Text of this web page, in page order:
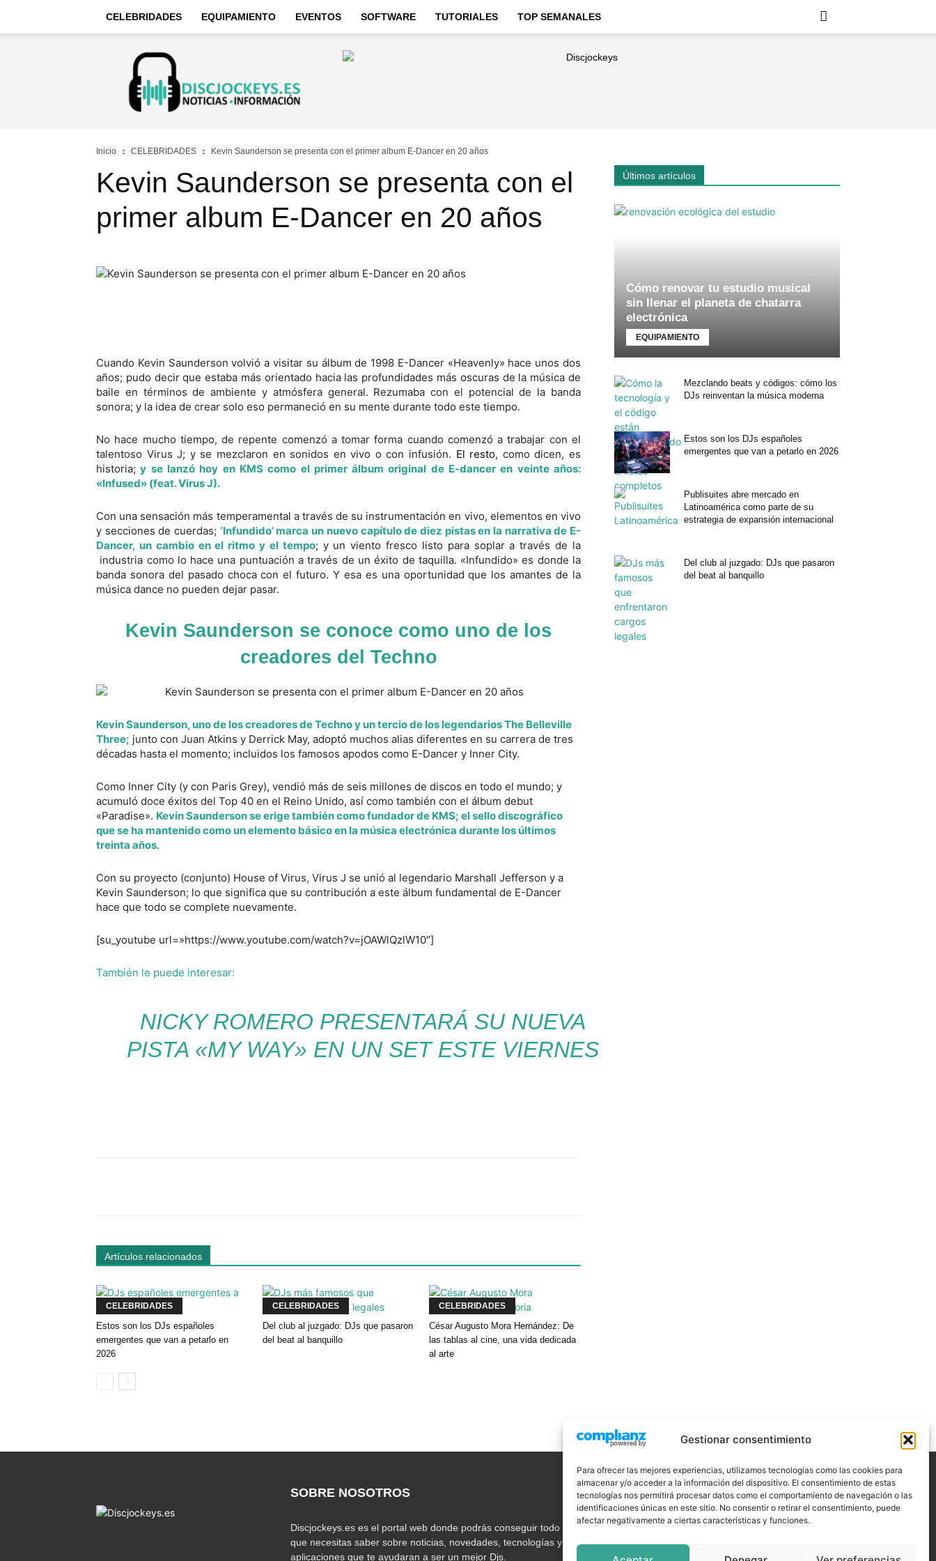
Gestionar consentimiento
Para ofrecer las mejores experiencias, utilizamos tecnologías como las cookies para
almacenar y/o acceder a la información del dispositivo. El consentimiento de estas
tecnologías nos permitirá procesar datos como el comportamiento de navegación o las
identificaciones únicas en este sitio. No consentir o retirar el consentimiento, puede
afectar negativamente a ciertas características y funciones.
CELEBRIDADES EQUIPAMIENTO EVENTOS SOFTWARE TUTORIALES TOP SEMANALES
Discjockeys
Noticias
e
información
Inicio CELEBRIDADES Kevin Saunderson se presenta con el primer album E-Dancer en 20 años
Kevin Saunderson se presenta con el
primer album E-Dancer en 20 años
Cuando Kevin Saunderson volvió a visitar su álbum de 1998 E-Dancer «Heavenly» hace unos dos
años; pudo decir que estaba más orientado hacia las profundidades más oscuras de la música de
baile en términos de ambiente y atmósfera general. Rezumaba con el potencial de la banda
sonora; y la idea de crear solo eso permaneció en su mente durante todo este tiempo.
No hace mucho tiempo, de repente comenzó a tomar forma cuando comenzó a trabajar con el
talentoso Virus J; y se mezclaron en sonidos en vivo o con infusión. El resto, como dicen, es
historia; y se lanzó hoy en KMS como el primer álbum original de E-dancer en veinte años:
«Infused» (feat. Virus J).
Con una sensación más temperamental a través de su instrumentación en vivo, elementos en vivo
y secciones de cuerdas; ‘Infundido’ marca un nuevo capítulo de diez pistas en la narrativa de E-
Dancer, un cambio en el ritmo y el tempo; y un viento fresco listo para soplar a través de la
industria como lo hace una puntuación a través de un éxito de taquilla. «Infundido» es donde la
banda sonora del pasado choca con el futuro. Y esa es una oportunidad que los amantes de la
música dance no pueden dejar pasar.
Kevin Saunderson se conoce como uno de los
creadores del Techno
Kevin Saunderson, uno de los creadores de Techno y un tercio de los legendarios The Belleville
Three; junto con Juan Atkins y Derrick May, adoptó muchos alias diferentes en su carrera de tres
décadas hasta el momento; incluidos los famosos apodos como E-Dancer y Inner City.
Como Inner City (y con Paris Grey), vendió más de seis millones de discos en todo el mundo; y
acumuló doce éxitos del Top 40 en el Reino Unido, así como también con el álbum debut
«Paradise». Kevin Saunderson se erige también como fundador de KMS; el sello discográfico
que se ha mantenido como un elemento básico en la música electrónica durante los últimos
treinta años.
Con su proyecto (conjunto) House of Virus, Virus J se unió al legendario Marshall Jefferson y a
Kevin Saunderson; lo que significa que su contribución a este álbum fundamental de E-Dancer
hace que todo se complete nuevamente.
[su_youtube url=»https://www.youtube.com/watch?v=jOAWlQzlW10″]
También le puede interesar:
NICKY ROMERO PRESENTARÁ SU NUEVA
PISTA «MY WAY» EN UN SET ESTE VIERNES
Artículos relacionados
CELEBRIDADES
Estos son los DJs españoles
emergentes que van a petarlo en
2026
CELEBRIDADES
Del club al juzgado: DJs que pasaron
del beat al banquillo
CELEBRIDADES
César Augusto Mora Hernández: De
las tablas al cine, una vida dedicada
al arte
Últimos artículos
Cómo renovar tu estudio musical
sin llenar el planeta de chatarra
electrónica
EQUIPAMIENTO
Mezclando beats y códigos: cómo los
DJs reinventan la música moderna
Estos son los DJs españoles
emergentes que van a petarlo en 2026
Publisuites abre mercado en
Latinoamérica como parte de su
estrategia de expansión internacional
Del club al juzgado: DJs que pasaron
del beat al banquillo
SOBRE NOSOTROS
Discjockeys.es es el portal web donde podrás conseguir todo lo
que necesitas saber sobre noticias, novedades, tecnologías y
aplicaciones que te ayudaran a ser un mejor Djs.
SÍGUENOS